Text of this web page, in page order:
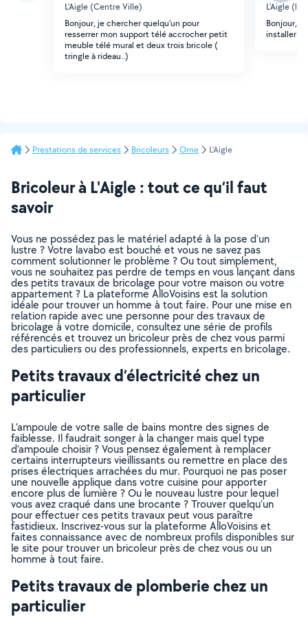
L'Aigle (Centre Ville)
Bonjour, je chercher quelqu'un pour
resserrer mon support télé accrocher petit
meuble télé mural et deux trois bricole (
tringle à rideau..)
L'Aigle
Bonjour,
installer
Prestations de services Bricoleurs Orne L'Aigle
Bricoleur à L'Aigle : tout ce qu’il faut
savoir
Vous ne possédez pas le matériel adapté à la pose d’un
lustre ? Votre lavabo est bouché et vous ne savez pas
comment solutionner le problème ? Ou tout simplement,
vous ne souhaitez pas perdre de temps en vous lançant dans
des petits travaux de bricolage pour votre maison ou votre
appartement ? La plateforme AlloVoisins est la solution
idéale pour trouver un homme à tout faire. Pour une mise en
relation rapide avec une personne pour des travaux de
bricolage à votre domicile, consultez une série de profils
référencés et trouvez un bricoleur près de chez vous parmi
des particuliers ou des professionnels, experts en bricolage.
Petits travaux d’électricité chez un
particulier
L’ampoule de votre salle de bains montre des signes de
faiblesse. Il faudrait songer à la changer mais quel type
d’ampoule choisir ? Vous pensez également à remplacer
certains interrupteurs vieillissants ou remettre en place des
prises électriques arrachées du mur. Pourquoi ne pas poser
une nouvelle applique dans votre cuisine pour apporter
encore plus de lumière ? Ou le nouveau lustre pour lequel
vous avez craqué dans une brocante ? Trouver quelqu’un
pour effectuer ces petits travaux peut vous paraître
fastidieux. Inscrivez-vous sur la plateforme AlloVoisins et
faites connaissance avec de nombreux profils disponibles sur
le site pour trouver un bricoleur près de chez vous ou un
homme à tout faire.
Petits travaux de plomberie chez un
particulier